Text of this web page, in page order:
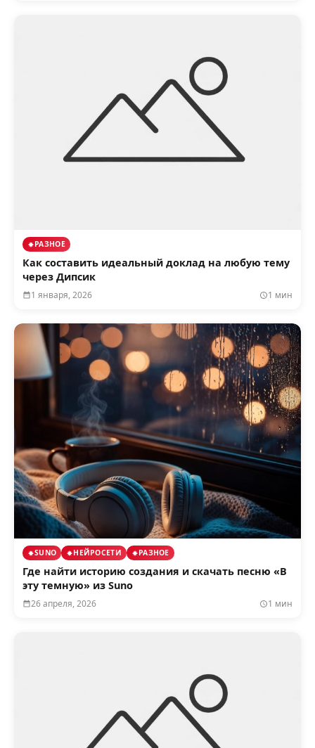
РАЗНОЕ
Как составить идеальный доклад на любую тему
через Дипсик
1 января, 2026 1 мин
SUNO НЕЙРОСЕТИ РАЗНОЕ
Где найти историю создания и скачать песню «В
эту темную» из Suno
26 апреля, 2026 1 мин